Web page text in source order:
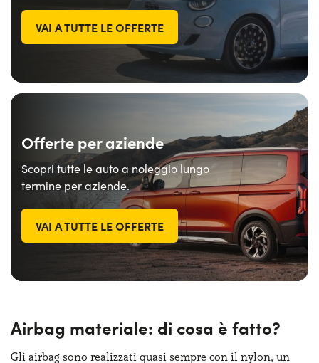
VAI A TUTTE LE OFFERTE
Offerte per aziende
Scopri tutte le auto a noleggio lungo
termine per aziende.
VAI A TUTTE LE OFFERTE
Airbag materiale: di cosa è fatto?
Gli airbag sono realizzati quasi sempre con il nylon, un